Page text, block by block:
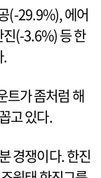
(-29.9%), 에어
(-3.6%) 등 한
.
트가 좀처럼 해
고 있다.
경쟁이다. 한진